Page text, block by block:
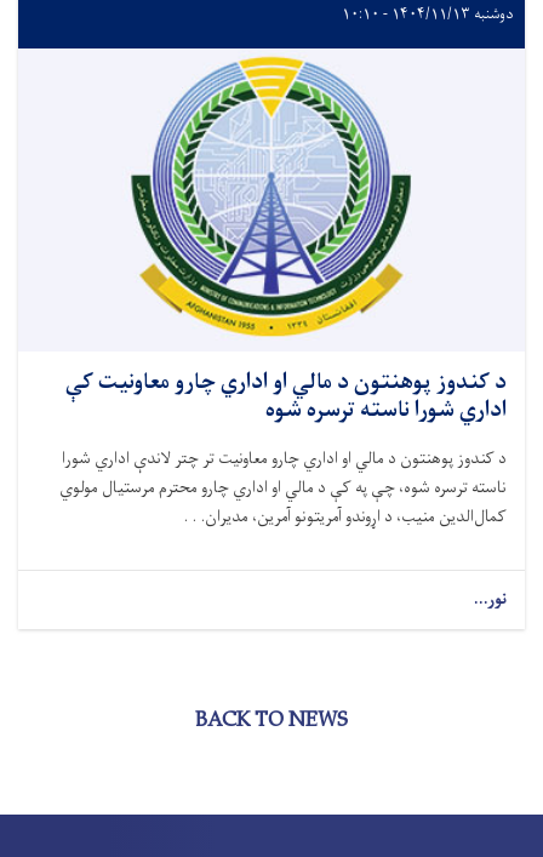
دوشنبه ۱۴۰۴/۱۱/۱۳ - ۱۰:۱۰
د کندوز پوهنتون د مالي او اداري چارو معاونیت کې
اداري شورا ناسته ترسره شوه
د کندوز پوهنتون د مالي او اداري چارو معاونیت تر چتر لاندې اداري شورا
ناسته ترسره شوه، چې په کې د مالي او اداري چارو محترم مرستیال مولوي
کمال‌الدین منیب، د اړوندو آمریتونو آمرین، مدیران. . .
نور...
BACK TO NEWS